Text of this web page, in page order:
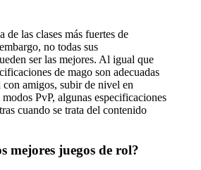
de las clases más fuertes de
no todas sus
ser las mejores. Al igual que
de mago son adecuadas
amigos, subir de nivel en
PvP, algunas especificaciones
cuando se trata del contenido
mejores juegos de rol?